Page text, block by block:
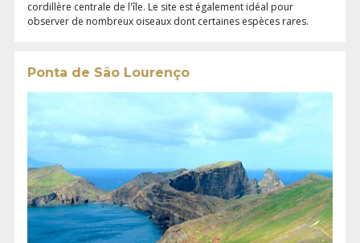
cordillère centrale de l'île. Le site est également idéal pour
observer de nombreux oiseaux dont certaines espèces rares.
Ponta de São Lourenço